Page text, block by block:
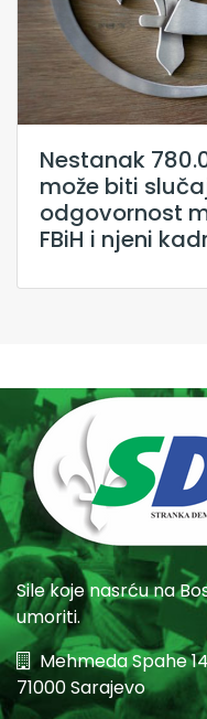
Nestanak
može biti
odgovornost
FBiH i njeni
Sile koje nasrću na
umoriti.
Mehmeda Spahe
71000 Sarajevo